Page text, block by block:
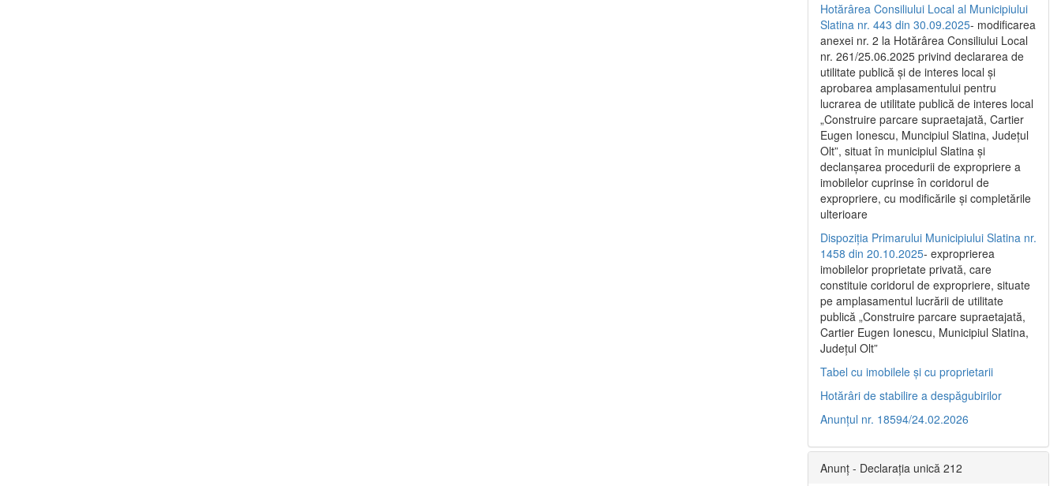
Hotărârea Consiliului Local al Municipiului
Slatina nr. 443 din 30.09.2025- modificarea
anexei nr. 2 la Hotărârea Consiliului Local
nr. 261/25.06.2025 privind declararea de
utilitate publică şi de interes local şi
aprobarea amplasamentului pentru
lucrarea de utilitate publică de interes local
„Construire parcare supraetajată, Cartier
Eugen Ionescu, Muncipiul Slatina, Judeţul
Olt”, situat în municipiul Slatina şi
declanşarea procedurii de expropriere a
imobilelor cuprinse în coridorul de
expropriere, cu modificările şi completările
ulterioare
Dispoziția Primarului Municipiului Slatina nr.
1458 din 20.10.2025- exproprierea
imobilelor proprietate privată, care
constituie coridorul de expropriere, situate
pe amplasamentul lucrării de utilitate
publică „Construire parcare supraetajată,
Cartier Eugen Ionescu, Municipiul Slatina,
Județul Olt”
Tabel cu imobilele și cu proprietarii
Hotărâri de stabilire a despăgubirilor
Anunțul nr. 18594/24.02.2026
Anunț - Declarația unică 212